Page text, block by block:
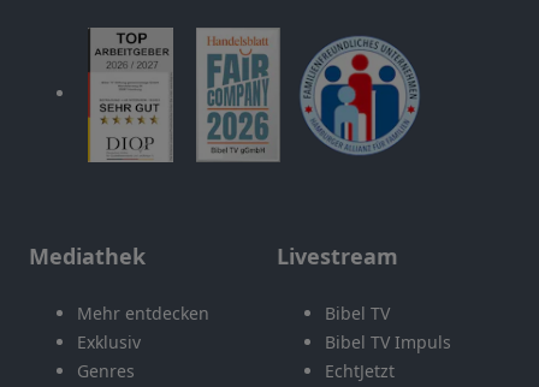
Mediathek
Mehr entdecken
Exklusiv
Genres
Livestream
Bibel TV
Bibel TV Impuls
EchtJetzt